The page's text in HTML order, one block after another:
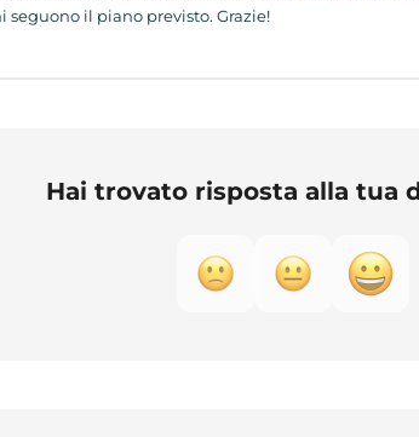
seguono il piano previsto. Grazie!
Hai trovato risposta alla tua